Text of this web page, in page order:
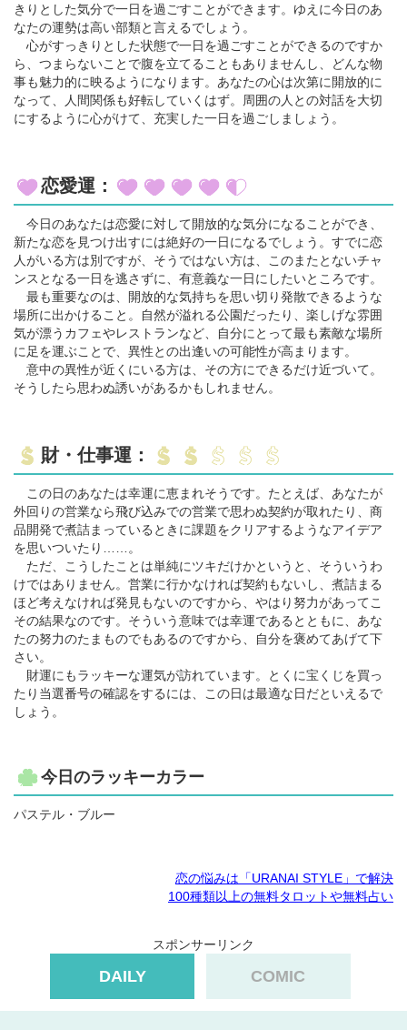
きりとした気分で一日を過ごすことができます。ゆえに今日のあ
なたの運勢は高い部類と言えるでしょう。
心がすっきりとした状態で一日を過ごすことができるのですか
ら、つまらないことで腹を立てることもありませんし、どんな物
事も魅力的に映るようになります。あなたの心は次第に開放的に
なって、人間関係も好転していくはず。周囲の人との対話を大切
にするように心がけて、充実した一日を過ごしましょう。
恋愛運：
今日のあなたは恋愛に対して開放的な気分になることができ、
新たな恋を見つけ出すには絶好の一日になるでしょう。すでに恋
人がいる方は別ですが、そうではない方は、このまたとないチャ
ンスとなる一日を逃さずに、有意義な一日にしたいところです。
最も重要なのは、開放的な気持ちを思い切り発散できるような
場所に出かけること。自然が溢れる公園だったり、楽しげな雰囲
気が漂うカフェやレストランなど、自分にとって最も素敵な場所
に足を運ぶことで、異性との出逢いの可能性が高まります。
意中の異性が近くにいる方は、その方にできるだけ近づいて。
そうしたら思わぬ誘いがあるかもしれません。
財・仕事運：
この日のあなたは幸運に恵まれそうです。たとえば、あなたが
外回りの営業なら飛び込みでの営業で思わぬ契約が取れたり、商
品開発で煮詰まっているときに課題をクリアするようなアイデア
を思いついたり……。
ただ、こうしたことは単純にツキだけかというと、そういうわ
けではありません。営業に行かなければ契約もないし、煮詰まる
ほど考えなければ発見もないのですから、やはり努力があってこ
その結果なのです。そういう意味では幸運であるとともに、あな
たの努力のたまものでもあるのですから、自分を褒めてあげて下
さい。
財運にもラッキーな運気が訪れています。とくに宝くじを買っ
たり当選番号の確認をするには、この日は最適な日だといえるで
しょう。
今日のラッキーカラー
パステル・ブルー
恋の悩みは「URANAI STYLE」で解決
100種類以上の無料タロットや無料占い
スポンサーリンク
DAILY COMIC